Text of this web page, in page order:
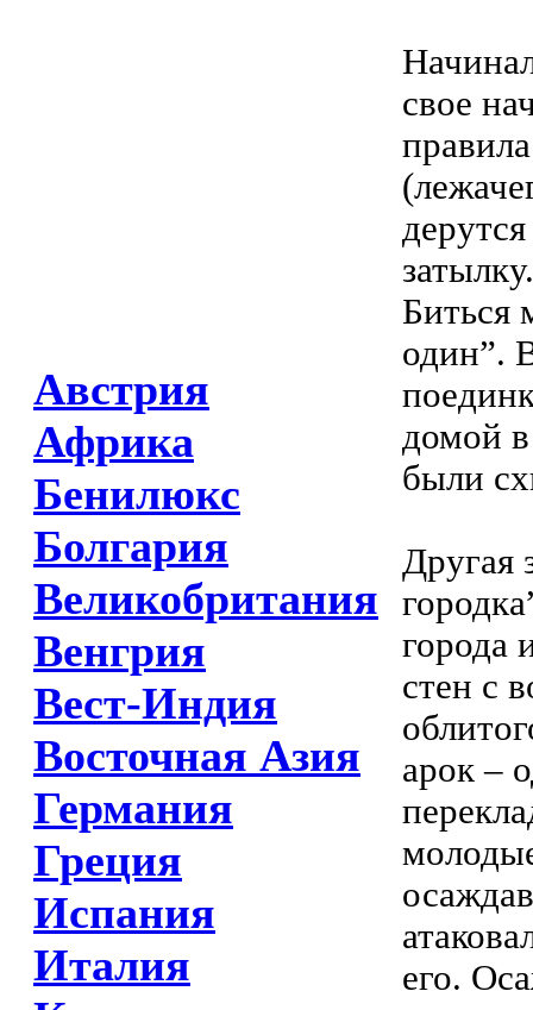
Австрия
Африка
Бенилюкс
Болгария
Великобритания
Венгрия
Вест-Индия
Восточная Азия
Германия
Греция
Испания
Италия
свое
Биться
один”.
домой
были
Другая
города
стен с
арок –
его.